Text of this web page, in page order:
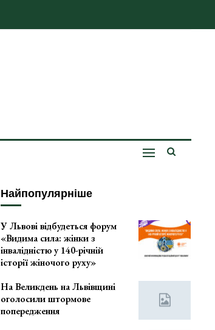
Найпопулярніше
У Львові відбудеться форум
«Видима сила: жінки з
інвалідністю у 140-річній
історії жіночого руху»
На Великдень на Львівщині
оголосили штормове
попередження